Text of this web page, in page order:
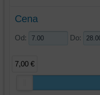
Cena
Od: Do:
7,00 €